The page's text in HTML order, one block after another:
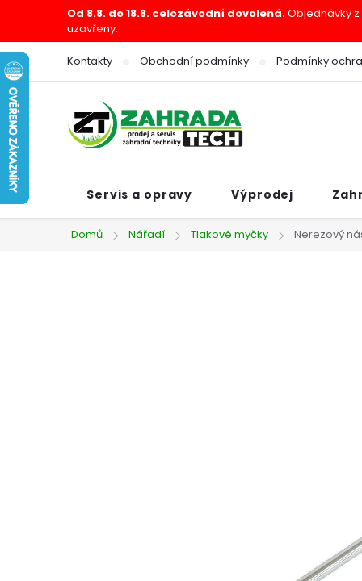
obsah
Od 8.8. do 18.8. celozávodní dovolená.Objednávky
uzavřeny.
Kontakty Obchodní podmínky Podmínky
Servis a opravy Výprodej
Domů Nářadí Tlakové myčky Nerezový